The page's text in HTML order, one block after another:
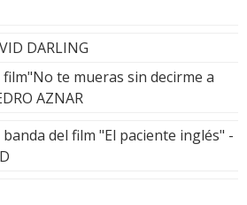
DARLING
film"No te mueras sin decirme a
AZNAR
banda del film "El paciente inglés" -